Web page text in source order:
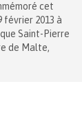
cet
février 2013 à
Saint-Pierre
de Malte,